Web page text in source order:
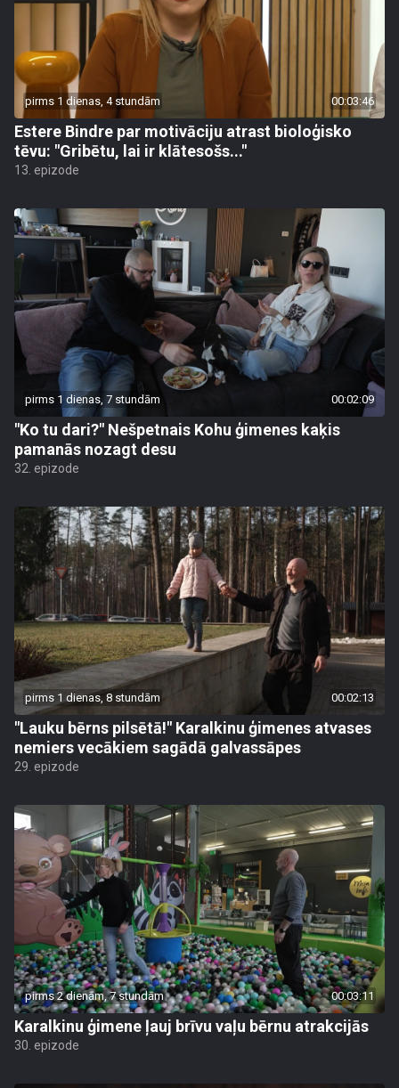
pirms 1 dienas, 4 stundām 00:03:46
Estere Bindre par motivāciju atrast bioloģisko
tēvu: "Gribētu, lai ir klātesošs..."
13. epizode
pirms 1 dienas, 7 stundām 00:02:09
"Ko tu dari?" Nešpetnais Kohu ģimenes kaķis
pamanās nozagt desu
32. epizode
pirms 1 dienas, 8 stundām 00:02:13
"Lauku bērns pilsētā!" Karalkinu ģimenes atvases
nemiers vecākiem sagādā galvassāpes
29. epizode
pirms 2 dienām, 7 stundām 00:03:11
Karalkinu ģimene ļauj brīvu vaļu bērnu atrakcijās
30. epizode